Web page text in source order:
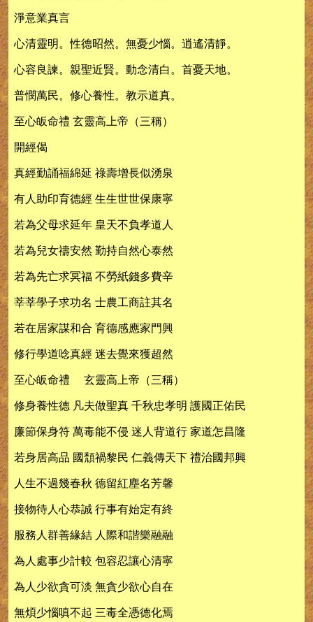
淨意業真言
心清靈明。性德昭然。無憂少惱。逍遙清靜。
心容良諫。親聖近賢。動念清白。首憂天地。
普憫萬民。修心養性。教示道真。
至心皈命禮 玄靈高上帝（三稱）
開經偈
真經勤誦福綿延 祿壽增長似湧泉
有人助印育德經 生生世世保康寧
若為父母求延年 皇天不負孝道人
若為兒女禱安然 勤持自然心泰然
若為先亡求冥福 不勞紙錢多費辛
莘莘學子求功名 士農工商註其名
若在居家謀和合 育德感應家門興
修行學道唸真經 迷去覺來獲超然
至心皈命禮 玄靈高上帝（三稱）
修身養性德 凡夫做聖真 千秋忠孝明 護國正佑民
廉節保身符 萬毒能不侵 迷人背道行 家道怎昌隆
若身居高品 國頹禍黎民 仁義傳天下 禮治國邦興
人生不過幾春秋 德留紅塵名芳馨
接物待人心恭誠 行事有始定有終
服務人群善緣結 人際和諧樂融融
為人處事少計較 包容忍讓心清寧
為人少欲貪可淡 無貪少欲心自在
無煩少惱嗔不起 三毒全憑德化焉